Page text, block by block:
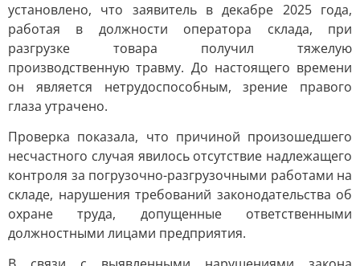
установлено, что заявитель в декабре 2025 года,
работая в должности оператора склада, при
разгрузке товара получил тяжелую
производственную травму. До настоящего времени
он является нетрудоспособным, зрение правого
глаза утрачено.
Проверка показала, что причиной произошедшего
несчастного случая явилось отсутствие надлежащего
контроля за погрузочно-разгрузочными работами на
складе, нарушения требований законодательства об
охране труда, допущенные ответственными
должностными лицами предприятия.